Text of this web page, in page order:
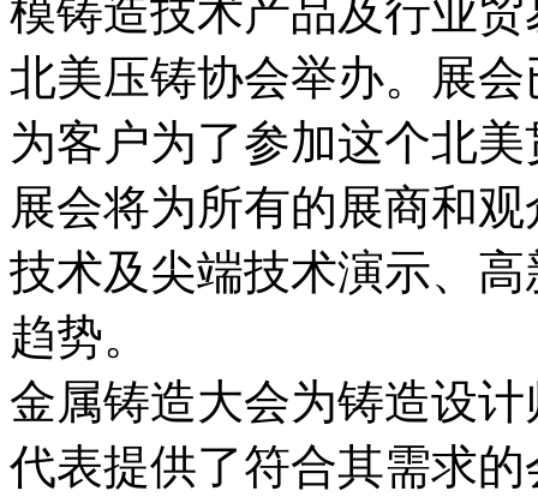
模铸造技术产品及行业
北美压铸协会举办。展
为客户为了参加这个北
展会将为所有的展商和
技术及尖端技术演示、
趋势。
金属铸造大会为铸造设
代表提供了符合其需求